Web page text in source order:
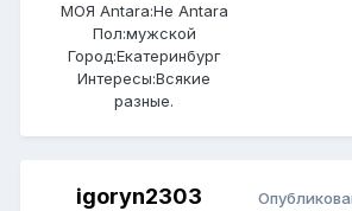
МОЯ Antara:Не Antara
Пол:мужской
Город:Екатеринбург
Интересы:Всякие
разные.
igoryn2303